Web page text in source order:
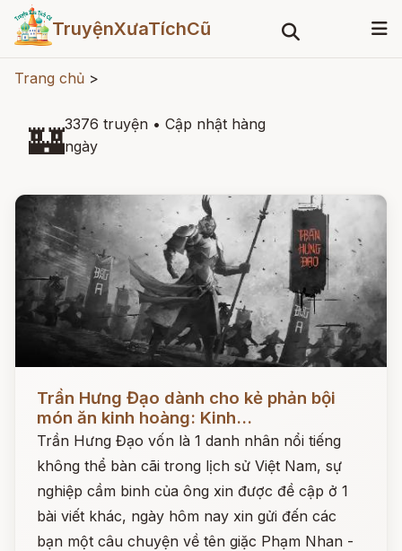
TruyệnXưaTíchCũ
Trang chủ >
🏰3376 truyện • Cập nhật hàng
ngày
Đọc ngay
Trần Hưng Đạo dành cho kẻ phản bội
món ăn kinh hoàng: Kinh...
Trần Hưng Đạo vốn là 1 danh nhân nổi tiếng
không thể bàn cãi trong lịch sử Việt Nam, sự
nghiệp cầm binh của ông xin được đề cập ở 1
bài viết khác, ngày hôm nay xin gửi đến các
bạn một câu chuyện về tên giặc Phạm Nhan -